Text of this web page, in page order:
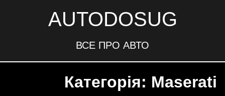
AUTODOSUG
ВСЕ ПРО АВТО
Категорія: Maserati